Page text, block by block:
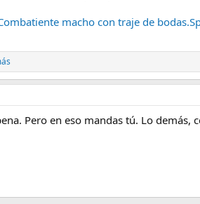
macho con traje de
Pero en eso mandas tú. Lo demás,